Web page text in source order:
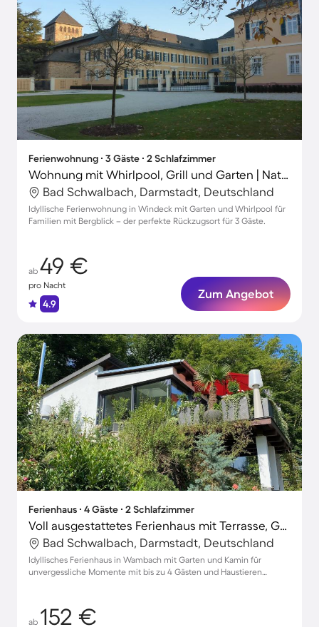
Ferienwohnung ∙ 3 Gäste ∙ 2 Schlafzimmer
Wohnung mit Whirlpool, Grill und Garten | Naturblick
Bad Schwalbach, Darmstadt, Deutschland
Idyllische Ferienwohnung in Windeck mit Garten und Whirlpool für
Familien mit Bergblick – der perfekte Rückzugsort für 3 Gäste.
ab 49 €
pro Nacht
4.9
Zum Angebot
Ferienhaus ∙ 4 Gäste ∙ 2 Schlafzimmer
Voll ausgestattetes Ferienhaus mit Terrasse, Grill und Garten | Hunde erlaubt
Bad Schwalbach, Darmstadt, Deutschland
Idyllisches Ferienhaus in Wambach mit Garten und Kamin für
unvergessliche Momente mit bis zu 4 Gästen und Haustieren
ab 152 €